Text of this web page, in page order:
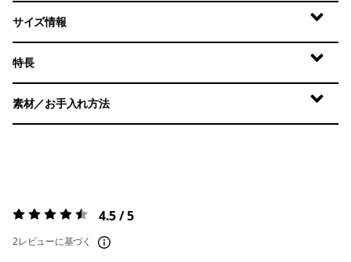
サイズ情報
特長
素材／お手入れ方法
評価:4.5 / 5 4.5 / 5
2レビューに基づく